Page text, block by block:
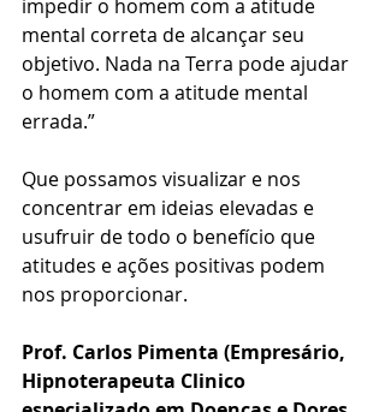
impedir o homem com a atitude
mental correta de alcançar seu
objetivo. Nada na Terra pode ajudar
o homem com a atitude mental
errada.”
Que possamos visualizar e nos
concentrar em ideias elevadas e
usufruir de todo o benefício que
atitudes e ações positivas podem
nos proporcionar.
Prof. Carlos Pimenta (Empresário,
Hipnoterapeuta Clinico